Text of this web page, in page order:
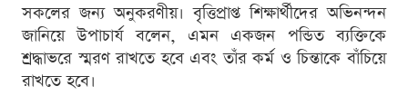
সকলের জন্য অনুকরণীয়। বৃত্তিপ্রাপ্ত শিক্ষার্থীদের অভিনন্দন
জানিয়ে উপাচার্য বলেন, এমন একজন পন্ডিত ব্যক্তিকে
শ্রদ্ধাভরে স্মরণ রাখতে হবে এবং তাঁর কর্ম ও চিন্তাকে বাঁচিয়ে
রাখতে হবে।